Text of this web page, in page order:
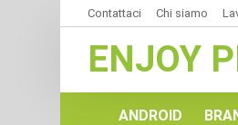
Contattaci Chi siamo
ENJOY
ANDROID